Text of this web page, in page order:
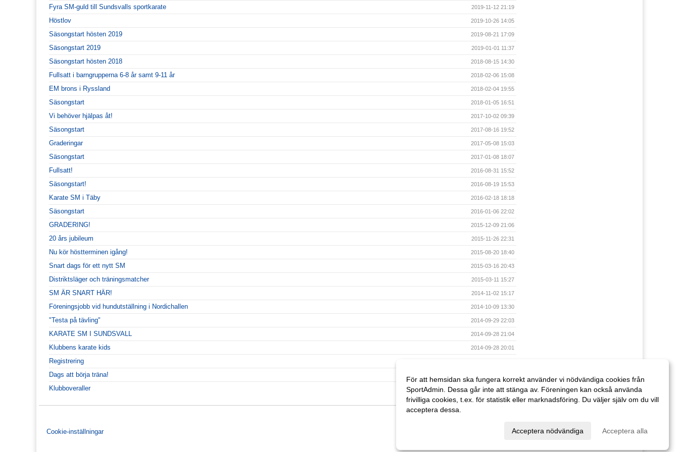
Fyra SM-guld till Sundsvalls sportkarate 2019-11-12 21:19
Höstlov 2019-10-26 14:05
Säsongstart hösten 2019 2019-08-21 17:09
Säsongstart 2019 2019-01-01 11:37
Säsongstart hösten 2018 2018-08-15 14:30
Fullsatt i barngrupperna 6-8 år samt 9-11 år 2018-02-06 15:08
EM brons i Ryssland 2018-02-04 19:55
Säsongstart 2018-01-05 16:51
Vi behöver hjälpas åt! 2017-10-02 09:39
Säsongstart 2017-08-16 19:52
Graderingar 2017-05-08 15:03
Säsongstart 2017-01-08 18:07
Fullsatt! 2016-08-31 15:52
Säsongstart! 2016-08-19 15:53
Karate SM i Täby 2016-02-18 18:18
Säsongstart 2016-01-06 22:02
GRADERING! 2015-12-09 21:06
20 års jubileum 2015-11-26 22:31
Nu kör höstterminen igång! 2015-08-20 18:40
Snart dags för ett nytt SM 2015-03-16 20:43
Distriktsläger och träningsmatcher 2015-03-11 15:27
SM ÄR SNART HÄR! 2014-11-02 15:17
Föreningsjobb vid hundutställning i Nordichallen 2014-10-09 13:30
"Testa på tävling" 2014-09-29 22:03
KARATE SM I SUNDSVALL 2014-09-28 21:04
Klubbens karate kids 2014-09-28 20:01
Registrering
Dags att börja träna!
Klubboveraller 2014-08-12 11:01
Cookie-inställningar
För att hemsidan ska fungera korrekt använder vi nödvändiga cookies från
SportAdmin. Dessa går inte att stänga av. Föreningen kan också använda
frivilliga cookies, t.ex. för statistik eller marknadsföring. Du väljer själv om du vill
acceptera dessa.
Acceptera nödvändiga Acceptera alla